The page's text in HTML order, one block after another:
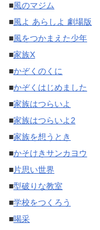
■風のマジム
■風よ あらしよ 劇場版
■風をつかまえた少年
■家族X
■かぞくのくに
■かぞくはじめました
■家族はつらいよ
■家族はつらいよ2
■家族を想うとき
■かそけきサンカヨウ
■片思い世界
■型破りな教室
■学校をつくろう
■喝采